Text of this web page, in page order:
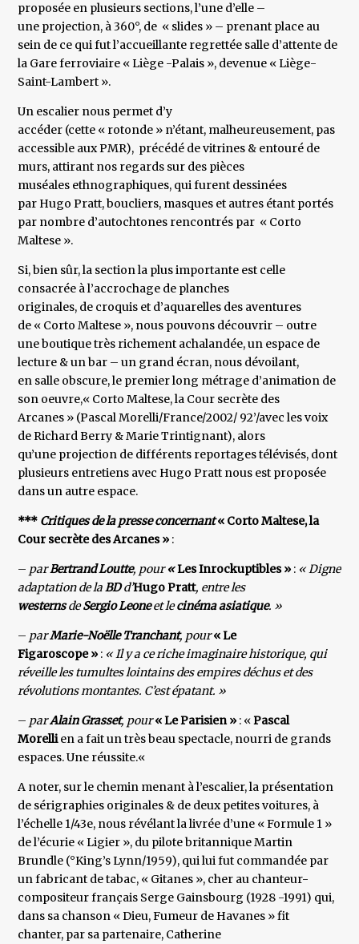
proposée en plusieurs sections, l’une d’elle –
une projection, à 360°, de « slides » – prenant place au
sein de ce qui fut l’accueillante regrettée salle d’attente de
la Gare ferroviaire « Liège -Palais », devenue « Liège-
Saint-Lambert ».
Un escalier nous permet d’y
accéder (cette « rotonde » n’étant, malheureusement, pas
accessible aux PMR), précédé de vitrines & entouré de
murs, attirant nos regards sur des pièces
muséales ethnographiques, qui furent dessinées
par Hugo Pratt, boucliers, masques et autres étant portés
par nombre d’autochtones rencontrés par « Corto
Maltese ».
Si, bien sûr, la section la plus importante est celle
consacrée à l’accrochage de planches
originales, de croquis et d’aquarelles des aventures
de « Corto Maltese », nous pouvons découvrir – outre
une boutique très richement achalandée, un espace de
lecture & un bar – un grand écran, nous dévoilant,
en salle obscure, le premier long métrage d’animation de
son oeuvre,« Corto Maltese, la Cour secrète des
Arcanes » (Pascal Morelli/France/2002/ 92’/avec les voix
de Richard Berry & Marie Trintignant), alors
qu’une projection de différents reportages télévisés, dont
plusieurs entretiens avec Hugo Pratt nous est proposée
dans un autre espace.
*** Critiques de la presse concernant« Corto Maltese, la
Cour secrète des Arcanes » :
– parBertrand Loutte, pour«Les Inrockuptibles » : « Digne
adaptation de laBDd’Hugo Pratt, entre les
westernsdeSergio Leoneet lecinéma asiatique. »
– parMarie-Noëlle Tranchant, pour« Le
Figaroscope » : « Il y a ce riche imaginaire historique, qui
réveille les tumultes lointains des empires déchus et des
révolutions montantes. C’est épatant. »
– parAlain Grasset, pour« Le Parisien » : «Pascal
Morellien a fait un très beau spectacle, nourri de grands
espaces. Une réussite.«
A noter, sur le chemin menant à l’escalier, la présentation
de sérigraphies originales & de deux petites voitures, à
l’échelle 1/43e, nous révélant la livrée d’une « Formule 1 »
de l’écurie « Ligier », du pilote britannique Martin
Brundle (°King’s Lynn/1959), qui lui fut commandée par
un fabricant de tabac, « Gitanes », cher au chanteur-
compositeur français Serge Gainsbourg (1928 -1991) qui,
dans sa chanson « Dieu, Fumeur de Havanes » fit
chanter, par sa partenaire, Catherine